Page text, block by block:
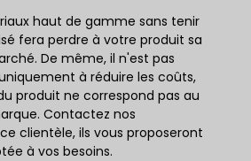
haut de gamme sans tenir
fera perdre à votre produit sa
De même, il n'est pas
à réduire les coûts,
produit ne correspond pas au
Contactez nos
clientèle, ils vous proposeront
à vos besoins.